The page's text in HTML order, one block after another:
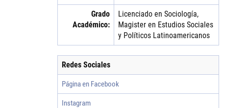
Grado
Académico:
Licenciado en Sociología,
Magister en Estudios Sociales
y Políticos Latinoamericanos
Redes Sociales
Página en Facebook
Instagram